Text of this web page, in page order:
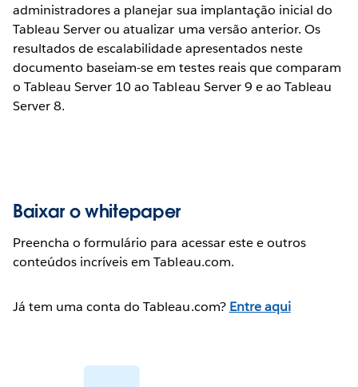
administradores a planejar sua implantação inicial do
Tableau Server ou atualizar uma versão anterior. Os
resultados de escalabilidade apresentados neste
documento baseiam-se em testes reais que comparam
o Tableau Server 10 ao Tableau Server 9 e ao Tableau
Server 8.
Baixar o whitepaper
Preencha o formulário para acessar este e outros
conteúdos incríveis em Tableau.com.
Já tem uma conta do Tableau.com? Entre aqui